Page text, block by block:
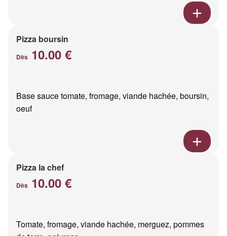
Pizza boursin
Dès 10.00 €
Base sauce tomate, fromage, viande hachée, boursin,
oeuf
Pizza la chef
Dès 10.00 €
Tomate, fromage, viande hachée, merguez, pommes